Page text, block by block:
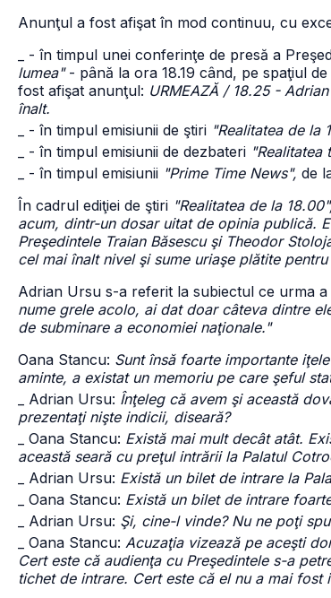
Anunţul a fost afişat în mod continuu, cu
_ - în timpul unei conferinţe de presă a
lumea"- până la ora 18.19 când, pe spaţiul
fost afişat anunţul: URMEAZĂ / 18.25 -
înalt.
_ - în timpul emisiunii de ştiri "Realitatea de la
_ - în timpul emisiunii de dezbateri "Realitatea
_ - în timpul emisiunii "Prime Time News", de
În cadrul ediţiei de ştiri "Realitatea de la
acum, dintr-un dosar uitat de opinia publică.
Preşedintele Traian Băsescu şi Theodor
cel mai înalt nivel şi sume uriaşe plătite
Adrian Ursu s-a referit la subiectul ce urma
nume grele acolo, ai dat doar câteva dintre
de subminare a economiei naţionale."
Oana Stancu: Sunt însă foarte importante
aminte, a existat un memoriu pe care şeful
_ Adrian Ursu: Înţeleg că avem şi această
prezentaţi nişte indicii, diseară?
_ Oana Stancu: Există mai mult decât atât.
această seară cu preţul intrării la Palatul
_ Adrian Ursu: Există un bilet de intrare la
_ Oana Stancu: Există un bilet de intrare
_ Adrian Ursu: Şi, cine-l vinde? Nu ne poţi
_ Oana Stancu: Acuzaţia vizează pe aceşti
Cert este că audienţa cu Preşedintele s-a
tichet de intrare. Cert este că el nu a mai